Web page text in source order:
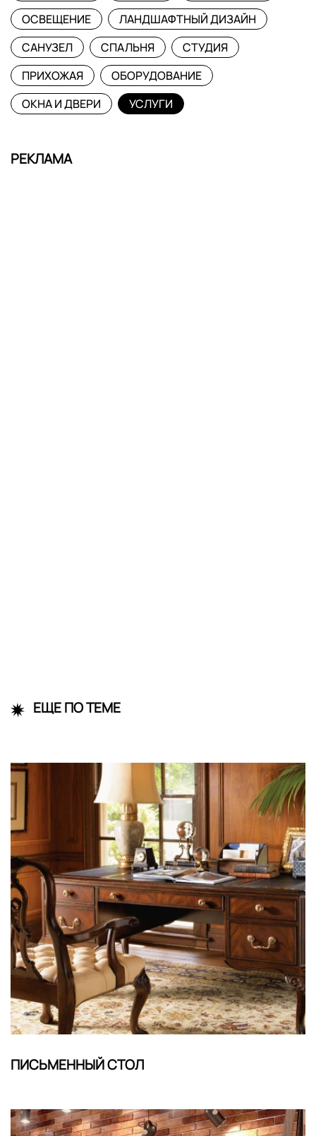
ОСВЕЩЕНИЕ
ЛАНДШАФТНЫЙ ДИЗАЙН
САНУЗЕЛ
СПАЛЬНЯ
СТУДИЯ
ПРИХОЖАЯ
ОБОРУДОВАНИЕ
ОКНА И ДВЕРИ
УСЛУГИ
РЕКЛАМА
ЕЩЕ ПО ТЕМЕ
ПИСЬМЕННЫЙ СТОЛ